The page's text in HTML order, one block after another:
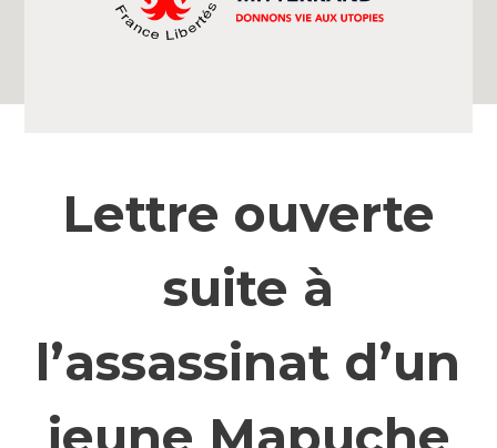
Lettre ouverte
suite à
l’assassinat d’un